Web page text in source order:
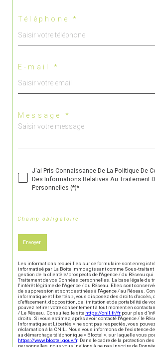
Téléphone *
E-mail *
Message *
J'ai Pris Connaissance De La Politique De
Des Informations Relatives Au Traitement
Personnelles (*)*
* Champ obligatoire
Envoyer
Les informations recueillies sur ce formulaire sont
informatisé par La Boite Immo agissant comme Sous-
gestion de la clientèle/prospects de l'Agence / du Réseau qui
Traitement de vos Données personnelles. La base légale du
l'intérêt légitime de l'Agence / du Réseau. Elles sont
de suppression et sont destinées à l'Agence / au Réseau.
informatique et libertés », vous disposez des droits d’accès,
d’effacement, d’opposition, de limitation et de portabilité de
pouvez retirer votre consentement à tout moment en
/ Le Réseau. Consultez le site https://cnil.fr/fr pour plus
droits. Si vous estimez, après avoir contacté l'Agence / le
Informatique et Libertés » ne sont pas respectés, vous
réclamation à la CNIL. Nous vous informons de l’existence
au démarchage téléphonique « Bloctel », sur laquelle vous
https://www.bloctel.gouv.fr. Dans le cadre de la protection